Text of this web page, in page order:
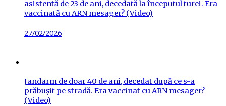
asistentă de 23 de ani, decedată la începutul turei. Era
vaccinată cu ARN mesager? (Video)
Posted
27/02/2026
Jandarm de doar 40 de ani, decedat după ce s-a
prăbușit pe stradă. Era vaccinat cu ARN mesager?
(Video)